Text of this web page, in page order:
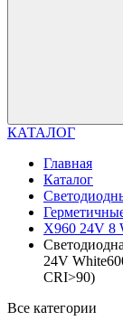
КАТАЛОГ
Главная
Каталог
X960 24V 8
24V
CRI>90)
Все категории